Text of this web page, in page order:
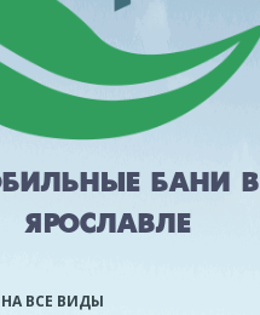
БАНИ В
ЯРОСЛАВЛЕ
ВСЕ ВИДЫ